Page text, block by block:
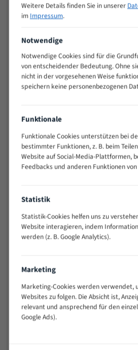
15 - 40
8/12
25 - 50
50 - 120
80 - 180
3/4
130 -
350
2/3
200 -
> 500
0,75/1,25
Vorteile:
Widerstandsfähig gegen
wechselnde Verbindungslängen)
Sehr geringe Vibration
Technische Beschreibung:
Positiver Spanwinkel
Bandkörper aus hochlegiertem
Legierte HSS-beschichtete
Weitere Details finden Sie in unserer
im Impressum.
Notwendige
Notwendige Cookies sind für die
von entscheidender Bedeutung. Ohne
nicht in der vorgesehenen Weise
speichern keine personenbezogenen
Funktionale
Funktionale Cookies unterstützen bei
bestimmter Funktionen, z. B. beim
Website auf Social-Media-Plattformen,
Feedbacks und anderen Funktionen
Statistik
Statistik-Cookies helfen uns zu
Website interagieren, indem
werden (z. B. Google Analytics).
Marketing
Marketing-Cookies werden verwendet,
Websites zu folgen. Die Absicht ist,
relevant und ansprechend für den
Google Ads).